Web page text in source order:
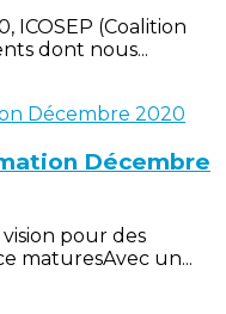
ICOSEP (Coalition
dont nous...
Décembre
pour des
maturesAvec un...